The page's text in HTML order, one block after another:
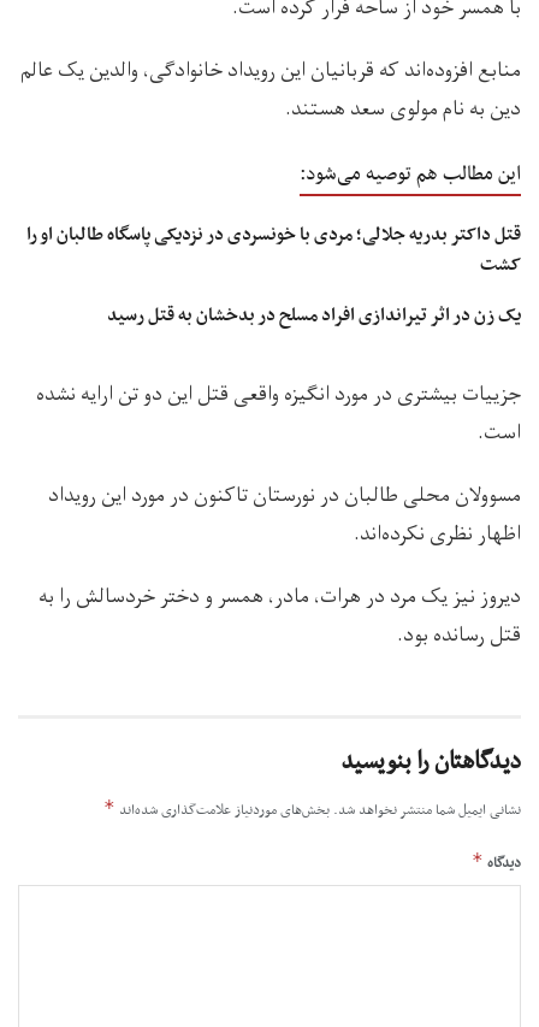
با همسر خود از ساحه فرار کرده است.
منابع افزوده‌اند که قربانیان این رویداد خانوادگی، والدین یک عالم
دین به نام مولوی سعد هستند.
این مطالب هم توصیه می‌شود:
قتل داکتر بدریه جلالی؛ مردی با خونسردی در نزدیکی پاسگاه طالبان او را
کشت
یک زن در اثر تیراندازی افراد مسلح در بدخشان به قتل رسید
جزییات بیشتری در مورد انگیزه واقعی قتل این دو تن ارایه نشده
است.
مسوولان محلی طالبان در نورستان تاکنون در مورد این رویداد
اظهار نظری نکرده‌اند.
دیروز نیز یک مرد در هرات، مادر، همسر و دختر خردسالش را به
قتل رسانده بود.
دیدگاهتان را بنویسید
نشانی ایمیل شما منتشر نخواهد شد. بخش‌های موردنیاز علامت‌گذاری شده‌اند *
دیدگاه *